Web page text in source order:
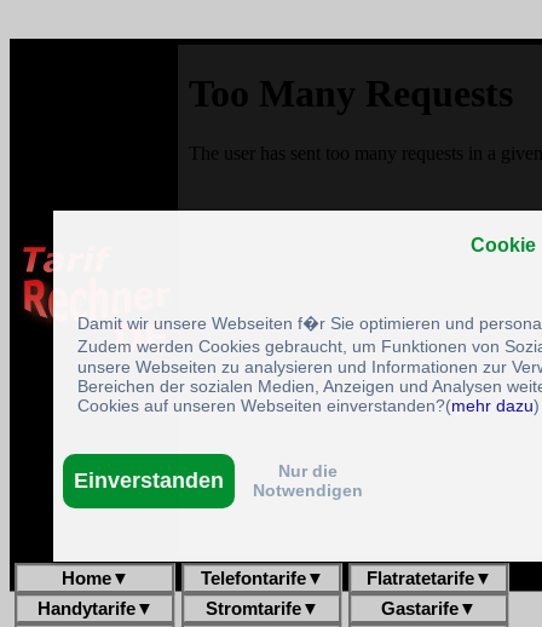
Home▼ Telefontarife▼ Flatratetarife▼
Handytarife▼ Stromtarife▼ Gastarife▼
Cookie
Damit wir unsere Webseiten f�r Sie optimieren und
Zudem werden Cookies gebraucht, um Funktionen von
unsere Webseiten zu analysieren und Informationen zur
Bereichen der sozialen Medien, Anzeigen und Analysen
Cookies auf unseren Webseiten einverstanden?(mehr dazu)
Einverstanden
Nur die
Notwendigen